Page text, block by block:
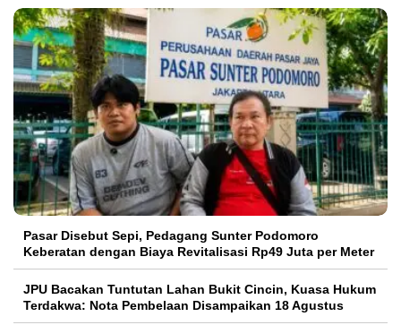
Pasar Disebut Sepi, Pedagang Sunter Podomoro
Keberatan dengan Biaya Revitalisasi Rp49 Juta per Meter
JPU Bacakan Tuntutan Lahan Bukit Cincin, Kuasa Hukum
Terdakwa: Nota Pembelaan Disampaikan 18 Agustus